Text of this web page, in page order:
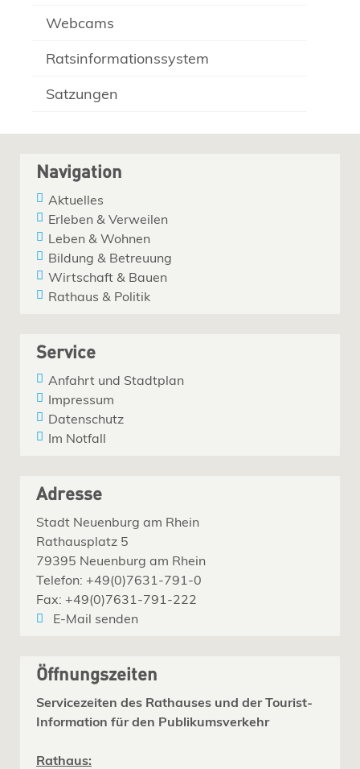
Webcams
Ratsinformationssystem
Satzungen
Navigation
Aktuelles
Erleben & Verweilen
Leben & Wohnen
Bildung & Betreuung
Wirtschaft & Bauen
Rathaus & Politik
Service
Anfahrt und Stadtplan
Impressum
Datenschutz
Im Notfall
Adresse
Stadt Neuenburg am Rhein
Rathausplatz 5
79395 Neuenburg am Rhein
Telefon: +49(0)7631-791-0
Fax: +49(0)7631-791-222
E-Mail senden
Öffnungszeiten
Servicezeiten des Rathauses und der Tourist-
Information für den Publikumsverkehr
Rathaus: